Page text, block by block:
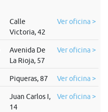
Calle
Victoria, 42
Ver oficina >
Avenida De
La Rioja, 57
Ver oficina >
Piqueras, 87 Ver oficina >
Juan Carlos I,
14
Ver oficina >